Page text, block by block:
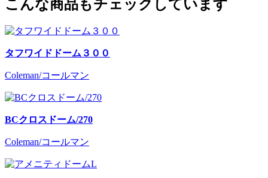
こんな商品もチェックしています
タフワイドドーム３００
Coleman/コールマン
BCクロスドーム/270
Coleman/コールマン